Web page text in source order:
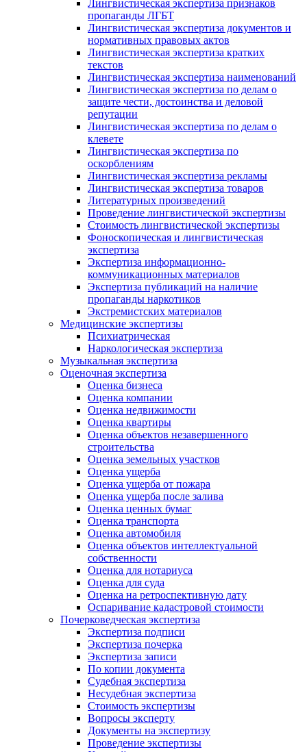
Лингвистическая экспертиза признаков
пропаганды ЛГБТ
Лингвистическая экспертиза документов и
нормативных правовых актов
Лингвистическая экспертиза кратких
текстов
Лингвистическая экспертиза наименований
Лингвистическая экспертиза по делам о
защите чести, достоинства и деловой
репутации
Лингвистическая экспертиза по делам о
клевете
Лингвистическая экспертиза по
оскорблениям
Лингвистическая экспертиза рекламы
Лингвистическая экспертиза товаров
Литературных произведений
Проведение лингвистической экспертизы
Стоимость лингвистической экспертизы
Фоноскопическая и лингвистическая
экспертиза
Экспертиза информационно-
коммуникационных материалов
Экспертиза публикаций на наличие
пропаганды наркотиков
Экстремистских материалов
Медицинские экспертизы
Психиатрическая
Наркологическая экспертиза
Музыкальная экспертиза
Оценочная экспертиза
Оценка бизнеса
Оценка компании
Оценка недвижимости
Оценка квартиры
Оценка объектов незавершенного
строительства
Оценка земельных участков
Оценка ущерба
Оценка ущерба от пожара
Оценка ущерба после залива
Оценка ценных бумаг
Оценка транспорта
Оценка автомобиля
Оценка объектов интеллектуальной
собственности
Оценка для нотариуса
Оценка для суда
Оценка на ретроспективную дату
Оспаривание кадастровой стоимости
Почерковедческая экспертиза
Экспертиза подписи
Экспертиза почерка
Экспертиза записи
По копии документа
Судебная экспертиза
Несудебная экспертиза
Стоимость экспертизы
Вопросы эксперту
Документы на экспертизу
Проведение экспертизы